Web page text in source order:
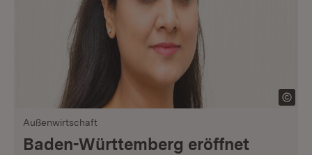
Außenwirtschaft
Baden-Württemberg eröffnet